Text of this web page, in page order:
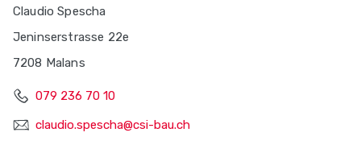
Claudio Spescha
Jeninserstrasse 22e
7208 Malans
079 236 70 10
claudio.spescha@csi-bau.ch